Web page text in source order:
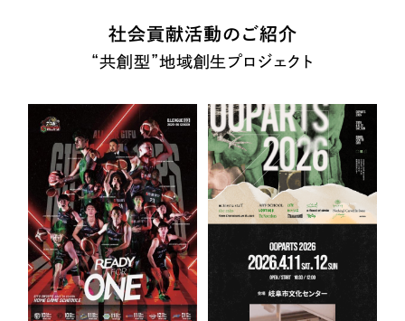
社会貢献活動のご紹介
“共創型”地域創生プロジェクト